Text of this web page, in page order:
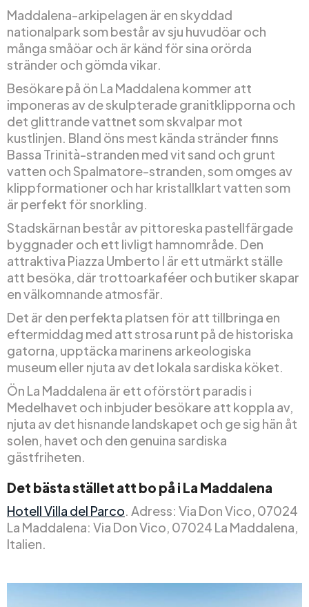
Maddalena-arkipelagen är en skyddad
nationalpark som består av sju huvudöar och
många småöar och är känd för sina orörda
stränder och gömda vikar.
Besökare på ön La Maddalena kommer att
imponeras av de skulpterade granitklipporna och
det glittrande vattnet som skvalpar mot
kustlinjen. Bland öns mest kända stränder finns
Bassa Trinità-stranden med vit sand och grunt
vatten och Spalmatore-stranden, som omges av
klippformationer och har kristallklart vatten som
är perfekt för snorkling.
Stadskärnan består av pittoreska pastellfärgade
byggnader och ett livligt hamnområde. Den
attraktiva Piazza Umberto I är ett utmärkt ställe
att besöka, där trottoarkaféer och butiker skapar
en välkomnande atmosfär.
Det är den perfekta platsen för att tillbringa en
eftermiddag med att strosa runt på de historiska
gatorna, upptäcka marinens arkeologiska
museum eller njuta av det lokala sardiska köket.
Ön La Maddalena är ett oförstört paradis i
Medelhavet och inbjuder besökare att koppla av,
njuta av det hisnande landskapet och ge sig hän åt
solen, havet och den genuina sardiska
gästfriheten.
Det bästa stället att bo på i La Maddalena
Hotell Villa del Parco. Adress: Via Don Vico, 07024
La Maddalena: Via Don Vico, 07024 La Maddalena,
Italien.